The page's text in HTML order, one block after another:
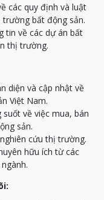
các quy định và luật
bất động sản.
tin về các dự án bất
thị trường.
diện và cập nhật về
Việt Nam.
về việc mua, bán
sản.
cứu thị trường.
hữu ích từ các